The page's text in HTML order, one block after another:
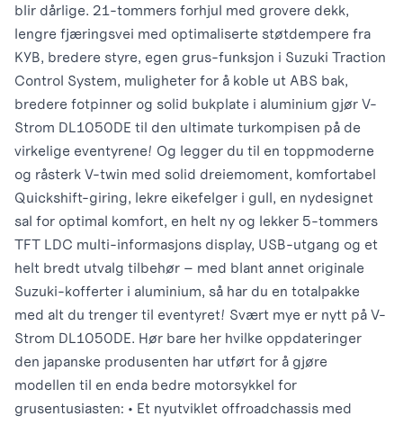
blir dårlige. 21-tommers forhjul med grovere dekk,
lengre fjæringsvei med optimaliserte støtdempere fra
KYB, bredere styre, egen grus-funksjon i Suzuki Traction
Control System, muligheter for å koble ut ABS bak,
bredere fotpinner og solid bukplate i aluminium gjør V-
Strom DL1050DE til den ultimate turkompisen på de
virkelige eventyrene! Og legger du til en toppmoderne
og råsterk V-twin med solid dreiemoment, komfortabel
Quickshift-giring, lekre eikefelger i gull, en nydesignet
sal for optimal komfort, en helt ny og lekker 5-tommers
TFT LDC multi-informasjons display, USB-utgang og et
helt bredt utvalg tilbehør – med blant annet originale
Suzuki-kofferter i aluminium, så har du en totalpakke
med alt du trenger til eventyret! Svært mye er nytt på V-
Strom DL1050DE. Hør bare her hvilke oppdateringer
den japanske produsenten har utført for å gjøre
modellen til en enda bedre motorsykkel for
grusentusiasten: • Et nyutviklet offroadchassis med